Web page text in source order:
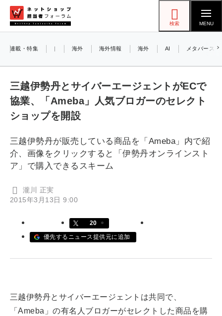
ン
ネットショップ担当者フォーラム
検索 MENU
amazon (2253)
楽天 (1873)
ecbeing (1210)
base (1079)
ビィ・フォアード (776)
revico (744)
連載・特集 | 海外 海外情報 海外 AI メタバース
三越伊勢丹とサイバーエージェントがECで
協業、「Ameba」人気ブロガーのセレクト
ショップを開設
三越伊勢丹が販売している商品を「Ameba」内で紹
介、画像をクリックすると「伊勢丹オンラインスト
ア」で購入できるスキーム
瀧川 正実
2015年3月13日 9:00
20
優先するニュース提供元に追加
三越伊勢丹とサイバーエージェントは共同で、
「Ameba」の有名人ブロガーがセレクトした商品を購
で
で